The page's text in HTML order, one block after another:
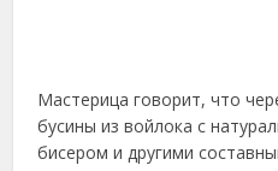
Мастерица говорит, что
бусины из войлока с
бисером и другими